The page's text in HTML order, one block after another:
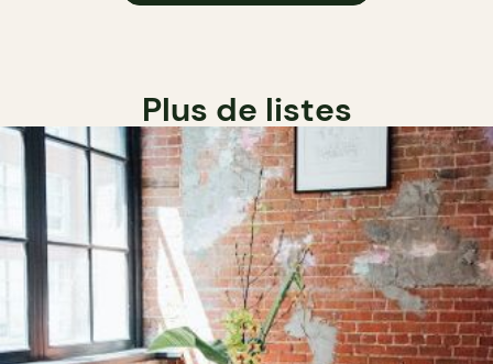
Plus de listes